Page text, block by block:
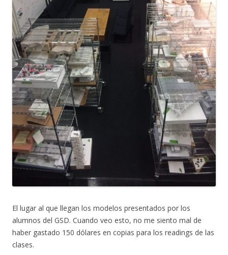
El lugar al que llegan los modelos presentados por los
alumnos del GSD. Cuando veo esto, no me siento mal de
haber gastado 150 dólares en copias para los readings de las
clases.